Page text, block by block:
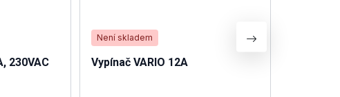
230VAC
Není skladem
Vypínač VARIO 12A